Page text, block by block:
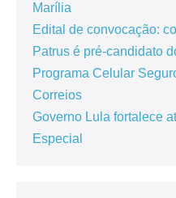
Marília
Edital de convocação:
Patrus é pré-candidato
Programa Celular
Correios
Governo Lula fortalece
Especial